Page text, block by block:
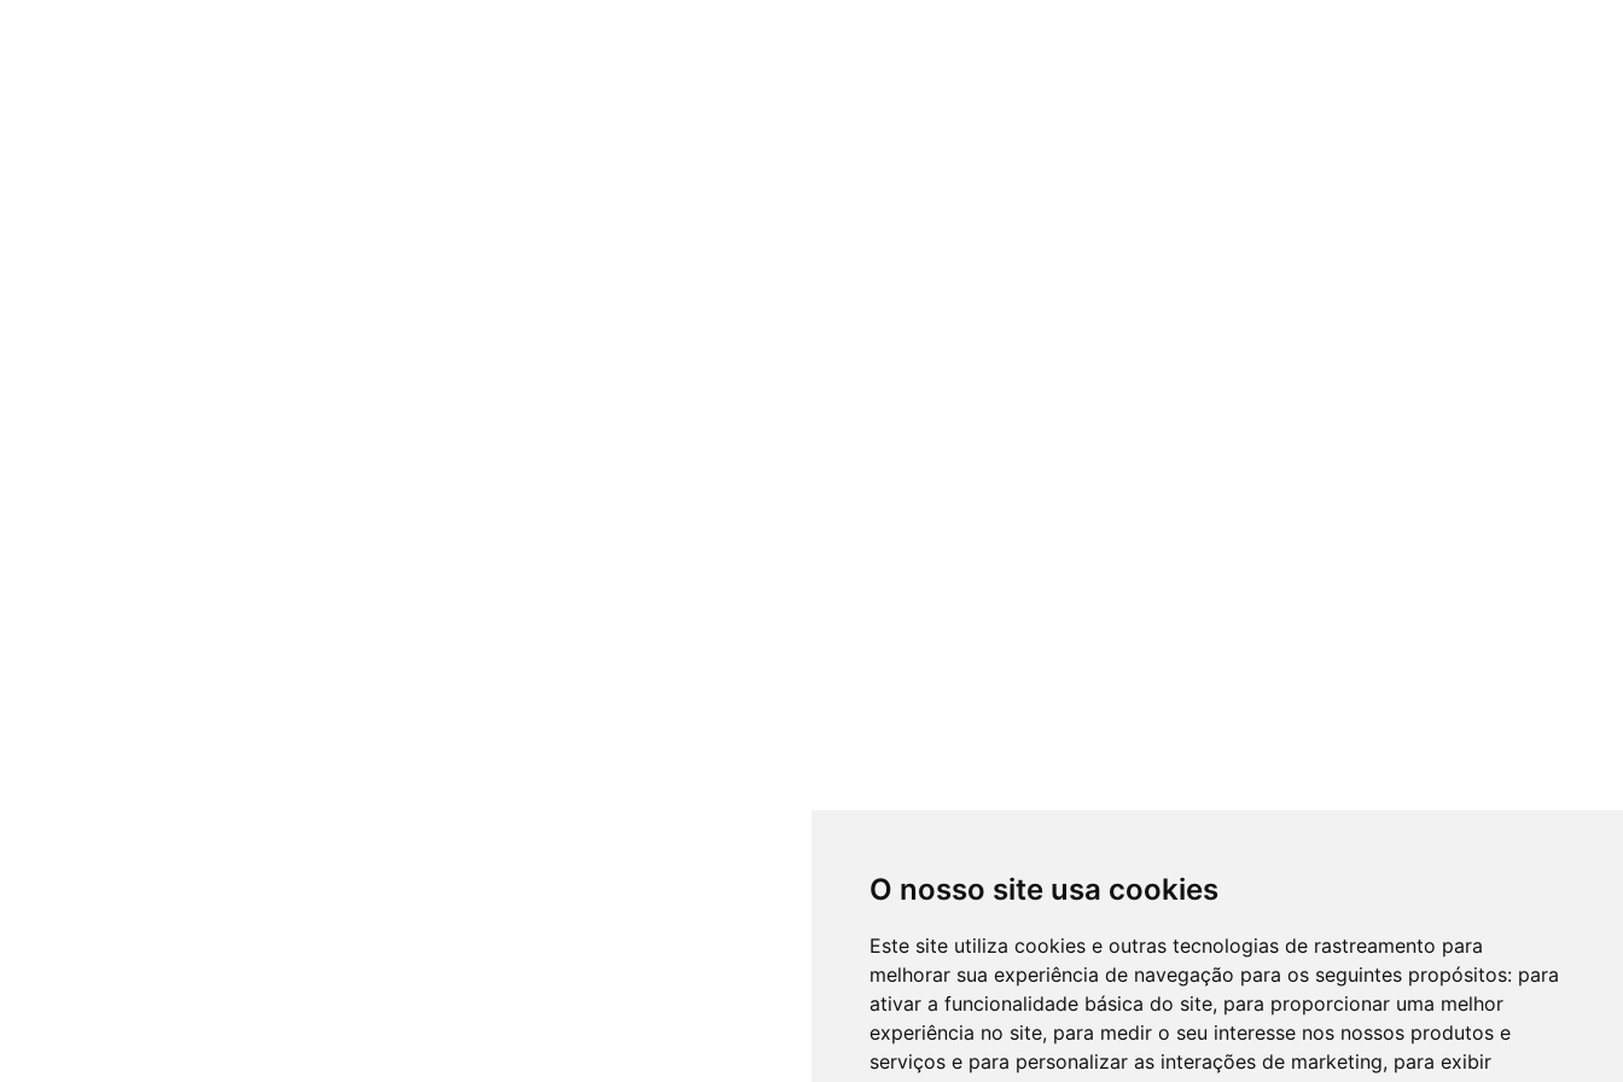
O nosso site usa cookies
Este site utiliza cookies e outras tecnologias de rastreamento para
melhorar sua experiência de navegação para os seguintes propósitos: para
ativar a funcionalidade básica do site, para proporcionar uma melhor
experiência no site, para medir o seu interesse nos nossos produtos e
serviços e para personalizar as interações de marketing, para exibir